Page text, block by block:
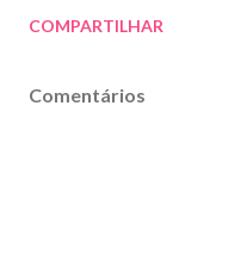
COMPARTILHAR
Comentários